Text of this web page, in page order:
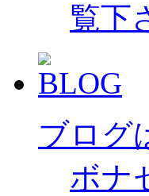
覧下
ブログ
ボナ